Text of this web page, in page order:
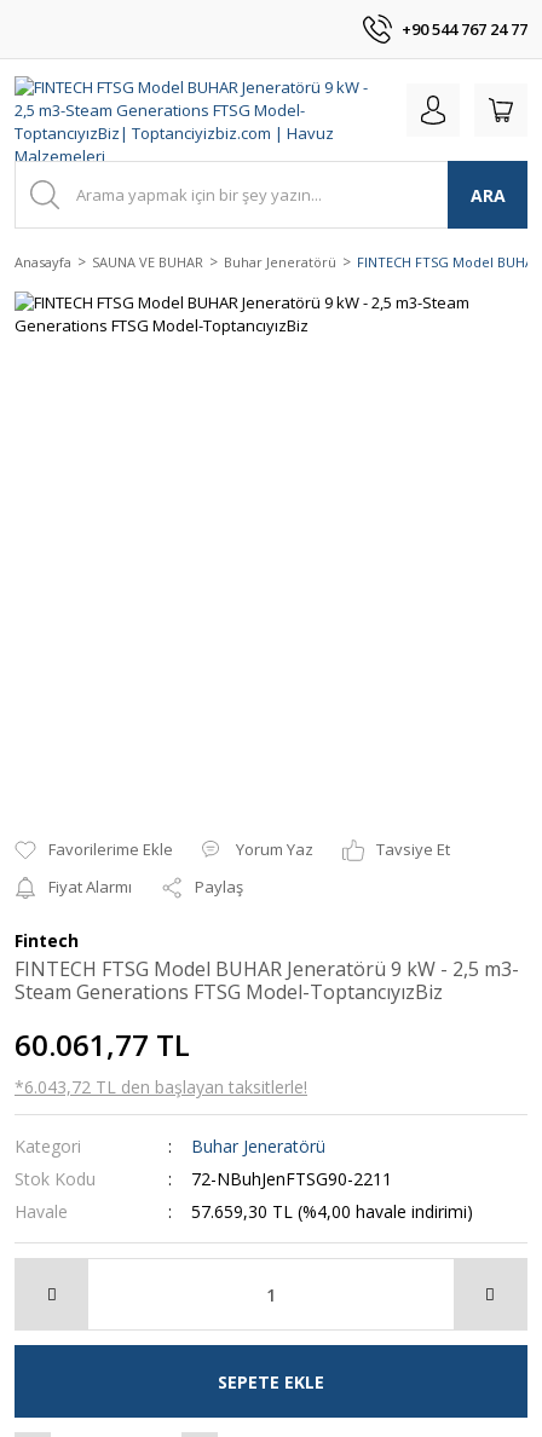
+90 544 767 24 77
ARA
Anasayfa SAUNA VE BUHAR Buhar Jeneratörü FINTECH FTSG Model
Yorum Yaz
Tavsiye Et
Fiyat Alarmı
Paylaş
Fintech
FINTECH FTSG Model BUHAR Jeneratörü 9 kW - 2,5 m3-
Steam Generations FTSG Model-ToptancıyızBiz
60.061,77 TL
*6.043,72 TL den başlayan taksitlerle!
Kategori
Buhar Jeneratörü
Stok Kodu
72-NBuhJenFTSG90-2211
Havale
57.659,30 TL (%4,00 havale indirimi)
SEPETE EKLE